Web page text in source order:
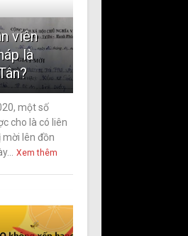
viên
là
một số
cho là có liên
mời lên đồn
Xem thêm